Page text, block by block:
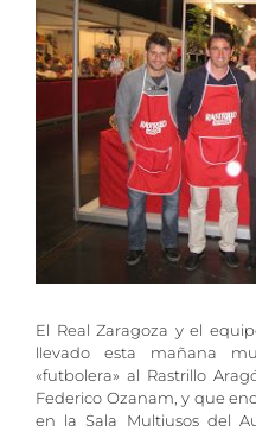
más
grande
El Real Zaragoza y el
llevado esta mañana
«futbolera» al Rastrillo
Federico Ozanam, y que
en la Sala Multiusos del